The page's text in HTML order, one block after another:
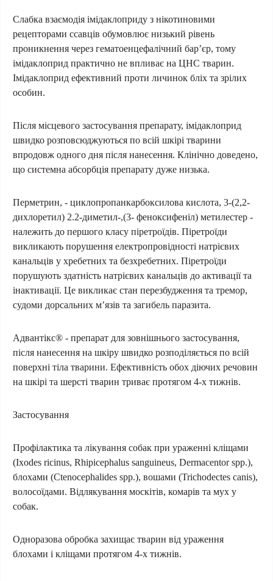
Слабка взаємодія імідаклоприду з нікотиновими
рецепторами ссавців обумовлює низький рівень
проникнення через гематоенцефалічний бар’єр, тому
імідаклоприд практично не впливає на ЦНС тварин.
Імідаклоприд ефективний проти личинок бліх та зрілих
особин.
Після місцевого застосування препарату, імідаклоприд
швидко розповсюджуються по всій шкірі тварини
впродовж одного дня після нанесення. Клінічно доведено,
що системна абсорбція препарату дуже низька.
Перметрин, - циклопропанкарбоксилова кислота, 3-(2,2-
дихлоретил) 2.2-диметил-,(3- феноксифеніл) метилестер -
належить до першого класу піретроїдів. Піретроїди
викликають порушення електропровідності натрієвих
канальців у хребетних та безхребетних. Піретроїди
порушують здатність натрієвих канальців до активації та
інактивації. Це викликає стан перезбудження та тремор,
судоми дорсальних м’язів та загибель паразита.
Адвантікс® - препарат для зовнішнього застосування,
після нанесення на шкіру швидко розподіляється по всій
поверхні тіла тварини. Ефективність обох діючих речовин
на шкірі та шерсті тварин триває протягом 4-х тижнів.
Застосування
Профілактика та лікування собак при ураженні кліщами
(Ixodes ricinus, Rhipicephalus sanguineus, Dermacentor spp.),
блохами (Ctenocephalides spp.), вошами (Trichodectes canis),
волосоїдами. Відлякування москітів, комарів та мух у
собак.
Одноразова обробка захищає тварин від ураження
блохами і кліщами протягом 4-х тижнів.